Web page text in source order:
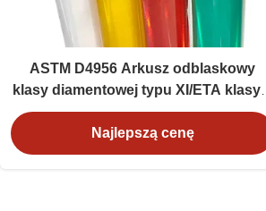
ASTM D4956 Arkusz odblaskowy
klasy diamentowej typu XI/ETA klasy 3
do znaków drogowych
Najlepszą cenę